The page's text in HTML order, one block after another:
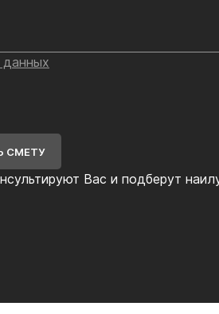
Вас и подберут
данных
СМЕТУ